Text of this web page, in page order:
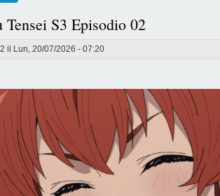
S3 Episodio 02
il Lun, 20/07/2026 - 07:20